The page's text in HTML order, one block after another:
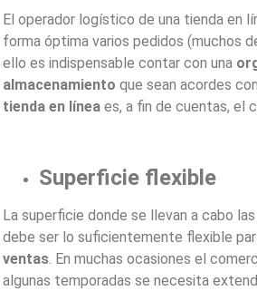
El operador logístico de una tienda en
forma óptima varios pedidos (muchos
ello es indispensable contar con una
almacenamiento que sean acordes
tienda en línea es, a fin de cuentas, el
Superficie flexible
La superficie donde se llevan a cabo
debe ser lo suficientemente flexible
ventas. En muchas ocasiones el
algunas temporadas se necesita